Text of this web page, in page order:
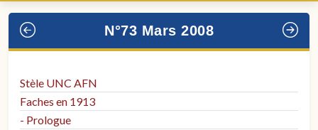
N°73 Mars 2008
Stèle UNC AFN
Faches en 1913
- Prologue